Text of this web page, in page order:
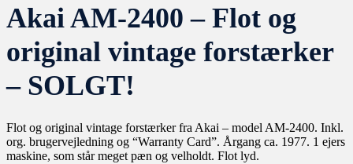
Akai AM-2400 – Flot og
original vintage forstærker
– SOLGT!
Flot og original vintage forstærker fra Akai – model AM-2400. Inkl.
org. brugervejledning og “Warranty Card”. Årgang ca. 1977. 1 ejers
maskine, som står meget pæn og velholdt. Flot lyd.